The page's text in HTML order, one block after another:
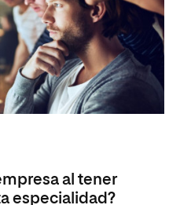
al tener
especialidad?